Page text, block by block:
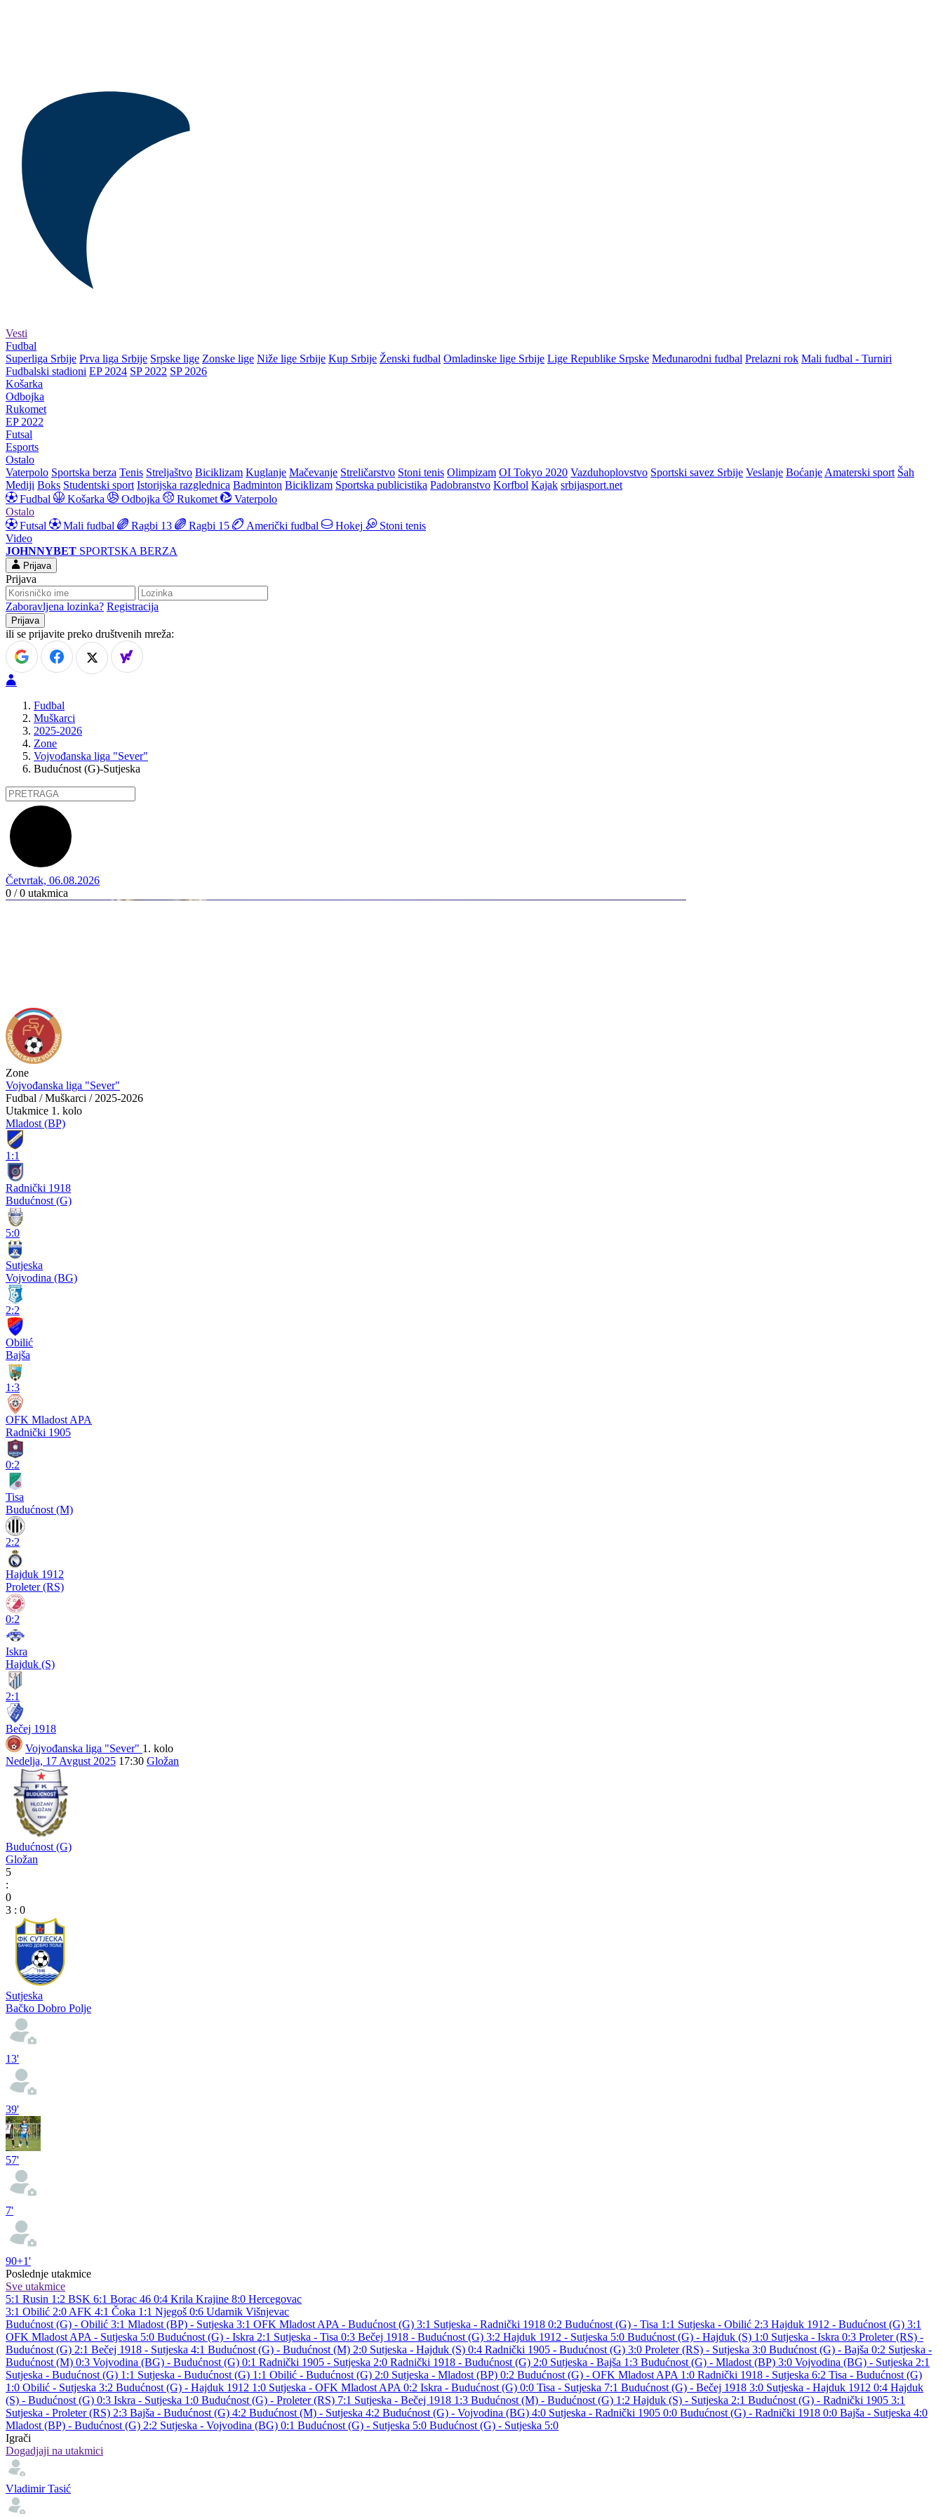
Vesti
Fudbal
Superliga Srbije Prva liga Srbije Srpske lige Zonske lige Niže lige Srbije Kup Srbije Ženski fudbal Omladinske lige Srbije Lige Republike Srpske Međunarodni fudbal Prelazni rok Mali fudbal - Turniri
Fudbalski stadioni EP 2024 SP 2022 SP 2026
Košarka
Odbojka
Rukomet
EP 2022
Futsal
Esports
Ostalo
Vaterpolo Sportska berza Tenis Streljaštvo Biciklizam Kuglanje Mačevanje Streličarstvo Stoni tenis Olimpizam OI Tokyo 2020 Vazduhoplovstvo Sportski savez Srbije Veslanje Boćanje Amaterski sport Šah
Mediji Boks Studentski sport Istorijska razglednica Badminton Biciklizam Sportska publicistika Padobranstvo Korfbol Kajak srbijasport.net
Fudbal
Košarka Odbojka Rukomet
Vaterpolo
Ostalo
Futsal
Mali fudbal Ragbi 13 Ragbi 15 Američki fudbal Hokej
Stoni tenis
Video
JOHNNYBET SPORTSKA BERZA
Prijava
Prijava
Zaboravljena lozinka? Registracija
ili se prijavite preko društvenih mreža:
Fudbal
Muškarci
2025-2026
Zone
Vojvođanska liga "Sever"
Budućnost (G)-Sutjeska
Četvrtak, 06.08.2026
0 / 0 utakmica
Zone
Vojvođanska liga "Sever"
Fudbal / Muškarci / 2025-2026
Utakmice 1. kolo
Mladost (BP)
1:1
Radnički 1918
Budućnost (G)
5:0
Sutjeska
Vojvodina (BG)
2:2
Obilić
Bajša
1:3
OFK Mladost APA
Radnički 1905
0:2
Tisa
Budućnost (M)
2:2
Hajduk 1912
Proleter (RS)
0:2
Iskra
Hajduk (S)
2:1
Bečej 1918
Vojvođanska liga "Sever" 1. kolo
Nedelja, 17 Avgust 2025 17:30 Gložan
Budućnost (G)
Gložan
5
:
0
3 : 0
Sutjeska
Bačko Dobro Polje
13'
39'
57'
7'
90+1'
Poslednje utakmice
Sve utakmice
5:1 Rusin 1:2 BSK 6:1 Borac 46 0:4 Krila Krajine 8:0 Hercegovac
3:1 Obilić 2:0 AFK 4:1 Čoka 1:1 Njegoš 0:6 Udarnik Višnjevac
Budućnost (G) - Obilić 3:1 Mladost (BP) - Sutjeska 3:1 OFK Mladost APA - Budućnost (G) 3:1 Sutjeska - Radnički 1918 0:2 Budućnost (G) - Tisa 1:1 Sutjeska - Obilić 2:3 Hajduk 1912 - Budućnost (G) 3:1
OFK Mladost APA - Sutjeska 5:0 Budućnost (G) - Iskra 2:1 Sutjeska - Tisa 0:3 Bečej 1918 - Budućnost (G) 3:2 Hajduk 1912 - Sutjeska 5:0 Budućnost (G) - Hajduk (S) 1:0 Sutjeska - Iskra 0:3 Proleter (RS) -
Budućnost (G) 2:1 Bečej 1918 - Sutjeska 4:1 Budućnost (G) - Budućnost (M) 2:0 Sutjeska - Hajduk (S) 0:4 Radnički 1905 - Budućnost (G) 3:0 Proleter (RS) - Sutjeska 3:0 Budućnost (G) - Bajša 0:2 Sutjeska -
Budućnost (M) 0:3 Vojvodina (BG) - Budućnost (G) 0:1 Radnički 1905 - Sutjeska 2:0 Radnički 1918 - Budućnost (G) 2:0 Sutjeska - Bajša 1:3 Budućnost (G) - Mladost (BP) 3:0 Vojvodina (BG) - Sutjeska 2:1
Sutjeska - Budućnost (G) 1:1 Sutjeska - Budućnost (G) 1:1 Obilić - Budućnost (G) 2:0 Sutjeska - Mladost (BP) 0:2 Budućnost (G) - OFK Mladost APA 1:0 Radnički 1918 - Sutjeska 6:2 Tisa - Budućnost (G)
1:0 Obilić - Sutjeska 3:2 Budućnost (G) - Hajduk 1912 1:0 Sutjeska - OFK Mladost APA 0:2 Iskra - Budućnost (G) 0:0 Tisa - Sutjeska 7:1 Budućnost (G) - Bečej 1918 3:0 Sutjeska - Hajduk 1912 0:4 Hajduk
(S) - Budućnost (G) 0:3 Iskra - Sutjeska 1:0 Budućnost (G) - Proleter (RS) 7:1 Sutjeska - Bečej 1918 1:3 Budućnost (M) - Budućnost (G) 1:2 Hajduk (S) - Sutjeska 2:1 Budućnost (G) - Radnički 1905 3:1
Sutjeska - Proleter (RS) 2:3 Bajša - Budućnost (G) 4:2 Budućnost (M) - Sutjeska 4:2 Budućnost (G) - Vojvodina (BG) 4:0 Sutjeska - Radnički 1905 0:0 Budućnost (G) - Radnički 1918 0:0 Bajša - Sutjeska 4:0
Mladost (BP) - Budućnost (G) 2:2 Sutjeska - Vojvodina (BG) 0:1 Budućnost (G) - Sutjeska 5:0 Budućnost (G) - Sutjeska 5:0
Igrači
Dogadjaji na utakmici
Vladimir Tasić